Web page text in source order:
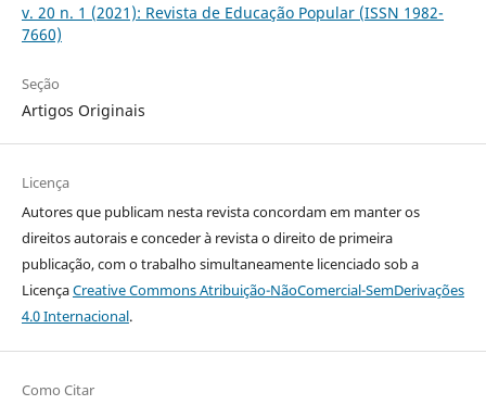
v. 20 n. 1 (2021): Revista de Educação Popular (ISSN 1982-
7660)
Seção
Artigos Originais
Licença
Autores que publicam nesta revista concordam em manter os
direitos autorais e conceder à revista o direito de primeira
publicação, com o trabalho simultaneamente licenciado sob a
LicençaCreative Commons Atribuição-NãoComercial-SemDerivações
4.0 Internacional.
Como Citar